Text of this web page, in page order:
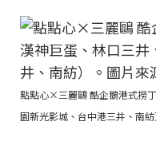
點點心×三麗鷗 酷企鵝港式撈
園新光影城、台中港三井、南